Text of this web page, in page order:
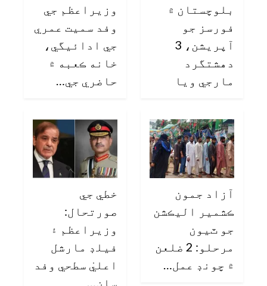
بلوچستان ۾
فورسز جو
آپريشن، 3
دهشتگرد
مارجي ويا
وزيراعظم جي
وفد سميت عمري
جي ادائيگي،
خانه ڪعبه ۾
حاضري جي…
آزاد جمون
ڪشمير اليڪشن
جو ٽيون
مرحلو: 2 ضلعن
۾ چونڊ عمل…
خطي جي
صورتحال:
وزيراعظم ۽
فيلڊ مارشل
اعليٰ سطحي وفد
سان…